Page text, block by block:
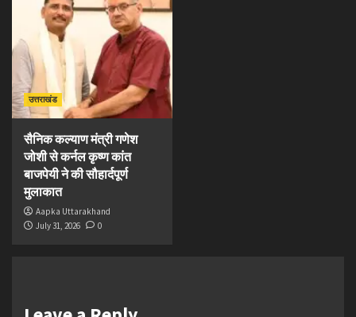
उत्तराखंड
सैनिक कल्याण मंत्री गणेश
जोशी से कर्नल कृष्ण कांत
बाजपेयी ने की सौहार्दपूर्ण
मुलाकात
Aapka Uttarakhand
July 31, 2026
0